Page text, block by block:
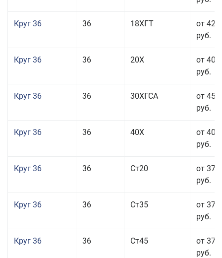
Круг 36 36 18ХГТ
от 42
руб.
Круг 36 36 20Х
от 40
руб.
Круг 36 36 30ХГСА
от 45
руб.
Круг 36 36 40Х
от 40
руб.
Круг 36 36 Ст20
от 37
руб.
Круг 36 36 Ст35
от 37
руб.
Круг 36 36 Ст45
от 37
руб.